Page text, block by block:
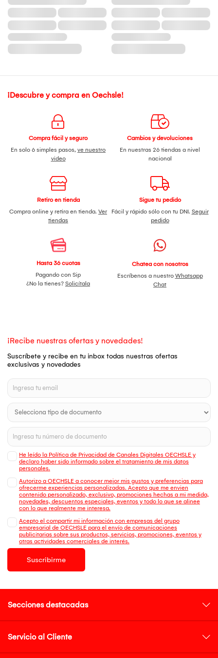
¡Descubre y compra en Oechsle!
Compra fácil y seguro
En solo 6 simples pasos, ve nuestro
video
Cambios y devoluciones
En nuestras 26 tiendas a nivel
nacional
Retiro en tienda
Compra online y retira en tienda. Ver
tiendas
Sigue tu pedido
Fácil y rápido sólo con tu DNI. Seguir
pedido
Hasta 36 cuotas
Pagando con Sip
¿No la tienes? Solicítala
Chatea con nosotros
Escríbenos a nuestro Whatsapp
Chat
¡Recibe nuestras ofertas y novedades!
Suscríbete y recibe en tu inbox todas nuestras ofertas
exclusivas y novedades
He leído la Política de Privacidad de Canales Digitales OECHSLE y
declaro haber sido informado sobre el tratamiento de mis datos
personales.
Autorizo a OECHSLE a conocer mejor mis gustos y preferencias para
ofrecerme experiencias personalizadas. Acepto que me envien
contenido personalizado, exclusivo, promociones hechas a mi medida,
novedades, descuentos especiales, eventos y todo lo que se alinee
con lo que realmente me interesa.
Acepto el compartir mi información con empresas del grupo
empresarial de OECHSLE para el envío de comunicaciones
publicitarias sobre sus productos, servicios, promociones, eventos y
otras actividades comerciales de interés.
Suscribirme
Secciones destacadas
Servicio al Cliente